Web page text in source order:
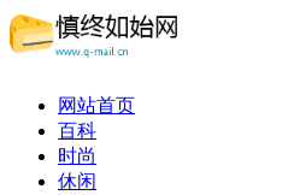
网站首页
百科
时尚
休闲